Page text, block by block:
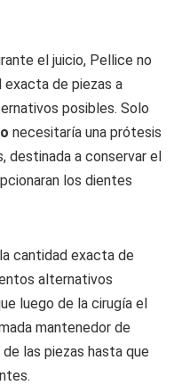
el juicio, Pellice no
de piezas a
posibles. Solo
necesitaría una prótesis
destinada a conservar el
los dientes
cantidad exacta de
alternativos
luego de la cirugía el
mantenedor de
las piezas hasta que